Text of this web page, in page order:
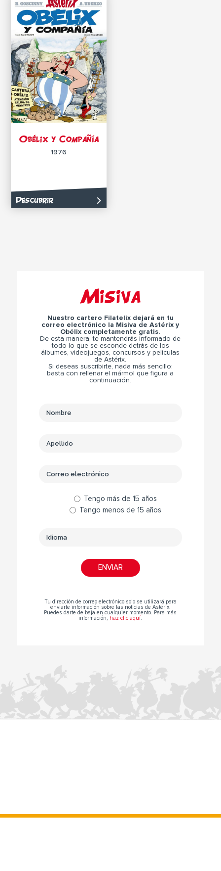
Obélix y Compañía
1976
Descubrir
Misiva
Nuestro cartero Filatelix dejará en tu
correo electrónico la Misiva de Astérix y
Obélix completamente gratis.
De esta manera, te mantendrás informado de
todo lo que se esconde detrás de los
álbumes, videojuegos, concursos y películas
de Astérix.
Si deseas suscribirte, nada más sencillo:
basta con rellenar el mármol que figura a
continuación.
Tengo más de 15 años
Tengo menos de 15 años
Tu dirección de correo electrónico solo se utilizará para
enviarte información sobre las noticias de Astérix.
Puedes darte de baja en cualquier momento. Para más
información, haz clic aquí.